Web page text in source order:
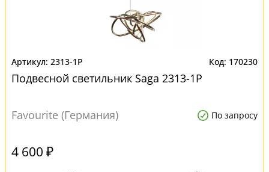
2313-1P 170230
Подвесной светильник Saga 2313-1P
Favourite (Германия) По запросу
4 600 ₽